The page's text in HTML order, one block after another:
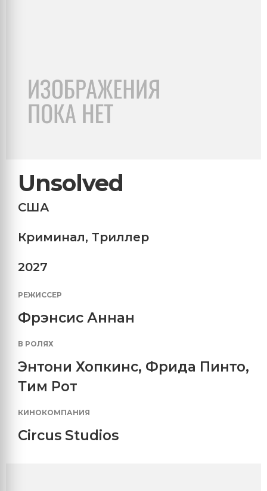
Unsolved
США
Криминал, Триллер
2027
РЕЖИССЕР
Фрэнсис Аннан
В РОЛЯХ
Энтони Хопкинс, Фрида Пинто,
Тим Рот
КИНОКОМПАНИЯ
Circus Studios